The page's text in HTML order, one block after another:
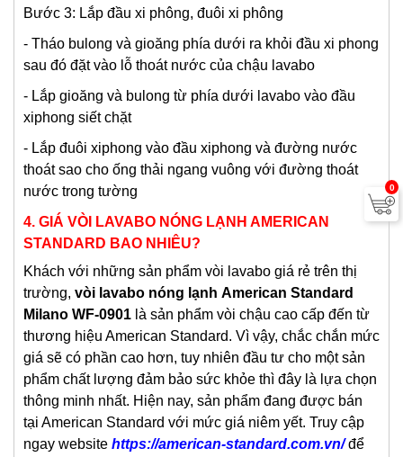
Bước 3: Lắp đầu xi phông, đuôi xi phông
- Tháo bulong và gioăng phía dưới ra khỏi đầu xi phong
sau đó đặt vào lỗ thoát nước của chậu lavabo
- Lắp gioăng và bulong từ phía dưới lavabo vào đầu
xiphong siết chặt
- Lắp đuôi xiphong vào đầu xiphong và đường nước
thoát sao cho ống thải ngang vuông với đường thoát
nước trong tường
4. GIÁ VÒI LAVABO NÓNG LẠNH AMERICAN
STANDARD BAO NHIÊU?
Khách với những sản phẩm vòi lavabo giá rẻ trên thị
trường, vòi lavabo nóng lạnh American Standard
Milano WF-0901 là sản phẩm vòi chậu cao cấp đến từ
thương hiệu American Standard. Vì vậy, chắc chắn mức
giá sẽ có phần cao hơn, tuy nhiên đầu tư cho một sản
phẩm chất lượng đảm bảo sức khỏe thì đây là lựa chọn
thông minh nhất. Hiện nay, sản phẩm đang được bán
tại American Standard với mức giá niêm yết. Truy cập
ngay website https://american-standard.com.vn/để
0